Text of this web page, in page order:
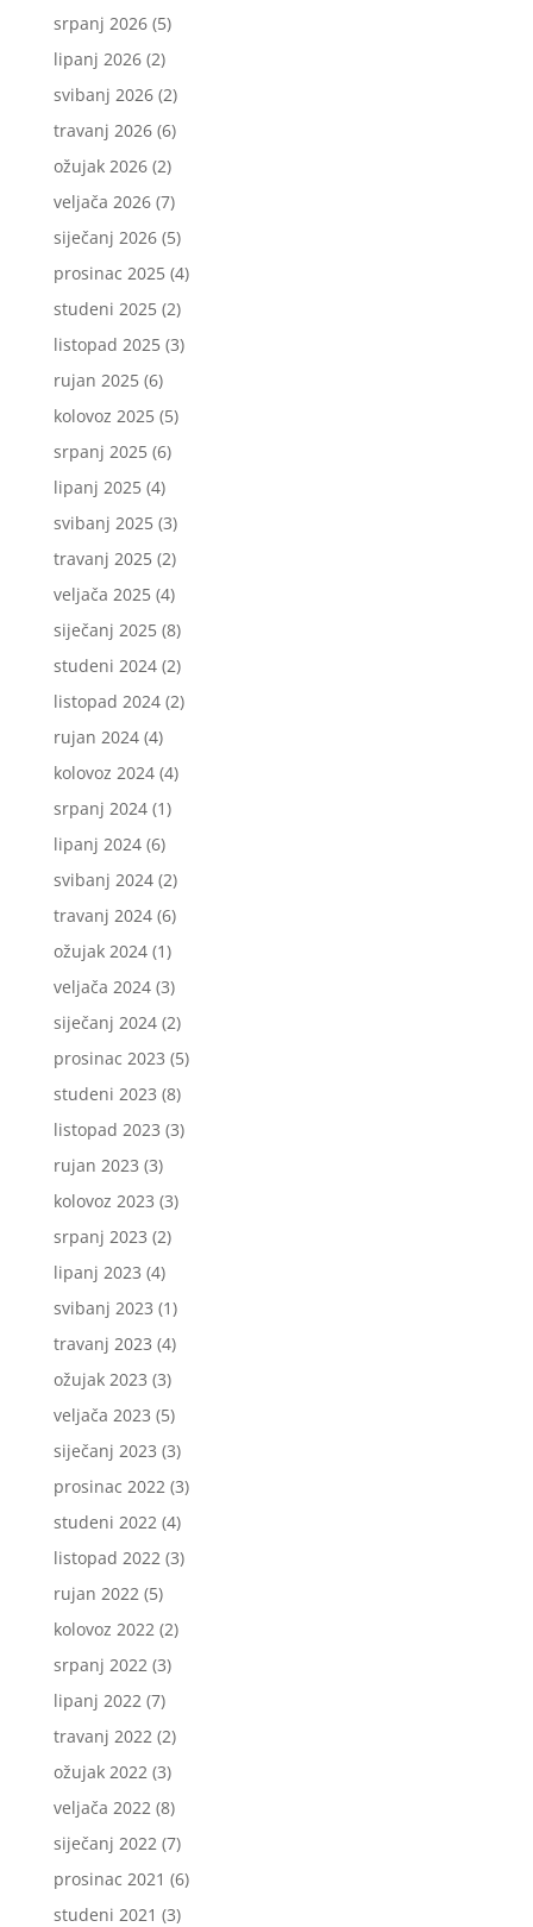
srpanj 2026(5)
lipanj 2026(2)
svibanj 2026(2)
travanj 2026(6)
ožujak 2026(2)
veljača 2026(7)
siječanj 2026(5)
prosinac 2025(4)
studeni 2025(2)
listopad 2025(3)
rujan 2025(6)
kolovoz 2025(5)
srpanj 2025(6)
lipanj 2025(4)
svibanj 2025(3)
travanj 2025(2)
veljača 2025(4)
siječanj 2025(8)
studeni 2024(2)
listopad 2024(2)
rujan 2024(4)
kolovoz 2024(4)
srpanj 2024(1)
lipanj 2024(6)
svibanj 2024(2)
travanj 2024(6)
ožujak 2024(1)
veljača 2024(3)
siječanj 2024(2)
prosinac 2023 (5)
studeni 2023 (8)
listopad 2023 (3)
rujan 2023 (3)
kolovoz 2023 (3)
srpanj 2023 (2)
lipanj 2023 (4)
svibanj 2023 (1)
travanj 2023 (4)
ožujak 2023 (3)
veljača 2023 (5)
siječanj 2023 (3)
prosinac 2022(3)
studeni 2022(4)
listopad 2022(3)
rujan 2022(5)
kolovoz 2022(2)
srpanj 2022(3)
lipanj 2022(7)
travanj 2022(2)
ožujak 2022(3)
veljača 2022(8)
siječanj 2022(7)
prosinac 2021 (6)
studeni 2021 (3)